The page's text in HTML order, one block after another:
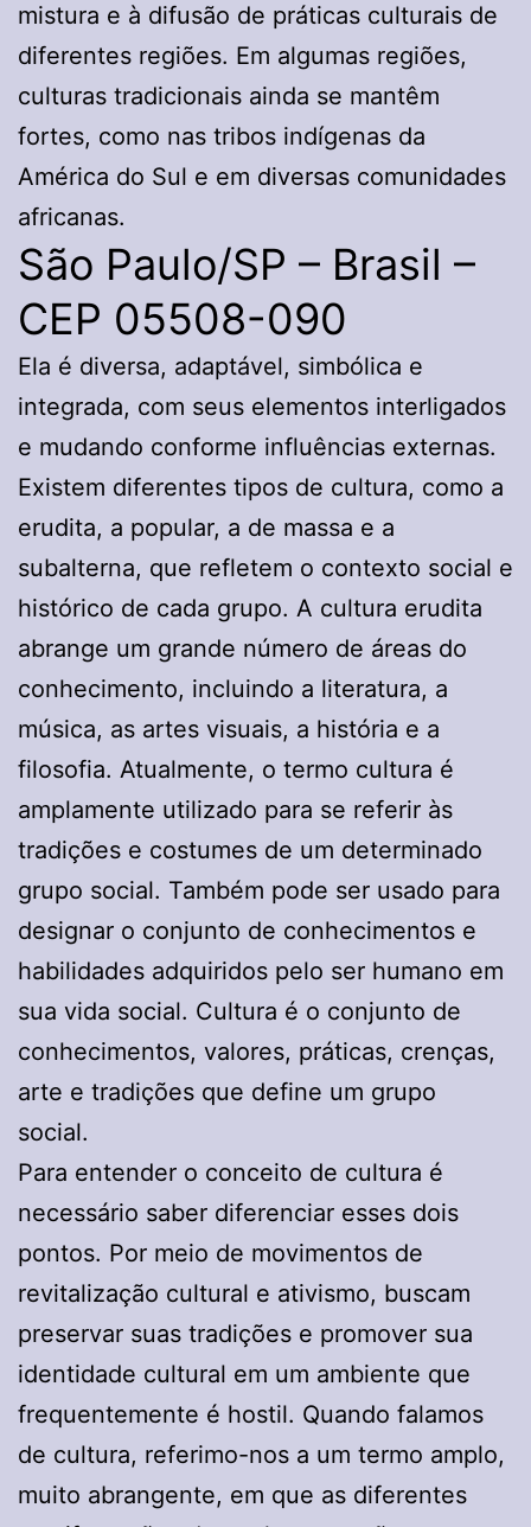
mistura e à difusão de práticas culturais de
diferentes regiões. Em algumas regiões,
culturas tradicionais ainda se mantêm
fortes, como nas tribos indígenas da
América do Sul e em diversas comunidades
africanas.
São Paulo/SP – Brasil –
CEP 05508-090
Ela é diversa, adaptável, simbólica e
integrada, com seus elementos interligados
e mudando conforme influências externas.
Existem diferentes tipos de cultura, como a
erudita, a popular, a de massa e a
subalterna, que refletem o contexto social e
histórico de cada grupo. A cultura erudita
abrange um grande número de áreas do
conhecimento, incluindo a literatura, a
música, as artes visuais, a história e a
filosofia. Atualmente, o termo cultura é
amplamente utilizado para se referir às
tradições e costumes de um determinado
grupo social. Também pode ser usado para
designar o conjunto de conhecimentos e
habilidades adquiridos pelo ser humano em
sua vida social. Cultura é o conjunto de
conhecimentos, valores, práticas, crenças,
arte e tradições que define um grupo
social.
Para entender o conceito de cultura é
necessário saber diferenciar esses dois
pontos. Por meio de movimentos de
revitalização cultural e ativismo, buscam
preservar suas tradições e promover sua
identidade cultural em um ambiente que
frequentemente é hostil. Quando falamos
de cultura, referimo-nos a um termo amplo,
muito abrangente, em que as diferentes